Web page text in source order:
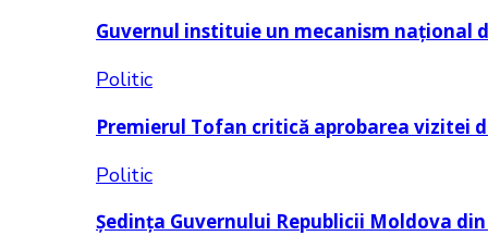
Guvernul instituie un mecanism național
Politic
Premierul Tofan critică aprobarea vizitei
Politic
Ședința Guvernului Republicii Moldova